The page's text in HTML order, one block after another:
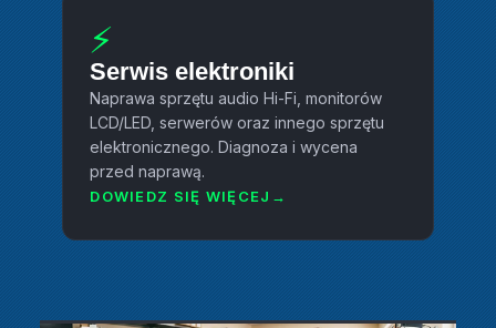
⚡
Serwis elektroniki
Naprawa sprzętu audio Hi-Fi, monitorów
LCD/LED, serwerów oraz innego sprzętu
elektronicznego. Diagnoza i wycena
przed naprawą.
DOWIEDZ SIĘ WIĘCEJ